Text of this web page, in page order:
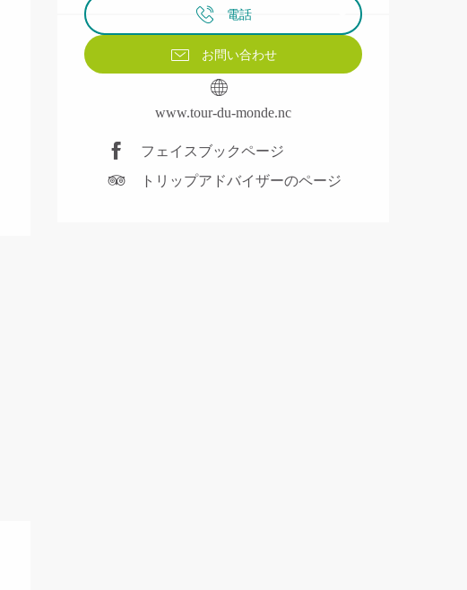
電話
お問い合わせ
www.tour-du-monde.nc
フェイスブックページ
トリップアドバイザーのページ